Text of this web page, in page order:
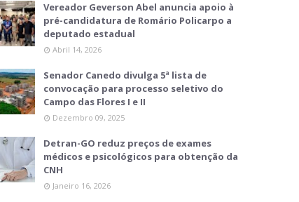
Vereador Geverson Abel anuncia apoio à
pré-candidatura de Romário Policarpo a
deputado estadual
Abril 14, 2026
Senador Canedo divulga 5ª lista de
convocação para processo seletivo do
Campo das Flores I e II
Dezembro 09, 2025
Detran-GO reduz preços de exames
médicos e psicológicos para obtenção da
CNH
Janeiro 16, 2026